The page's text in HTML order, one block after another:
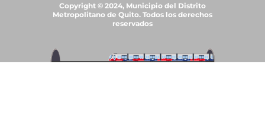
Copyright © 2024, Municipio del Distrito
Metropolitano de Quito. Todos los derechos
reservados